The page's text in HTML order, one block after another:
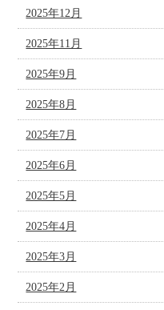
2025年12月
2025年11月
2025年9月
2025年8月
2025年7月
2025年6月
2025年5月
2025年4月
2025年3月
2025年2月